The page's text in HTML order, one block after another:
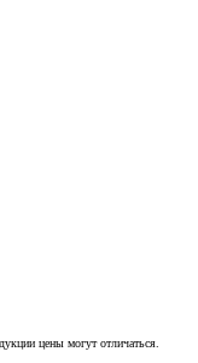
цены могут отличаться.